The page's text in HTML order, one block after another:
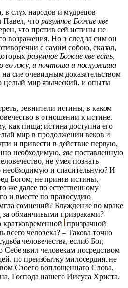
в слух народов и мудрецов
Павел, что разумное Божие яве
что против сей истины не
возражения. Но в след за сим он
с самим собою, сказал,
разумное Божие яве есть,
во лжу, и почтоша и послужиша
сие очевидным доказательством
целый мир языческий, и опыты
ревнители истины, в каком
в отношении к истине.
как пища; истина доступна его
мир в продолжении веков и
и привести в действие первую,
необходимую, яве поставленную
не умея познать
необходимую и спасительную? И
Богом, не приняв истины,
же далее по естественному
и вместе по правосудию
сомнений? Блуждение во мраке
за обманчивыми призраками?
кратковременной
призрачной
человека? – Такова точно
человечества, еслиб Бог,
Себе явил человекам посредством
по преизбытку милосердия, не
Своего воплощеннаго Слова,
Господа нашего Иисуса Христа.